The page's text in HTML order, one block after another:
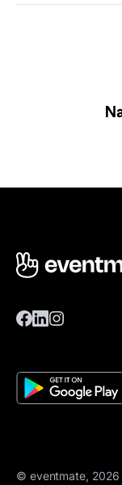
© eventmate, 2026